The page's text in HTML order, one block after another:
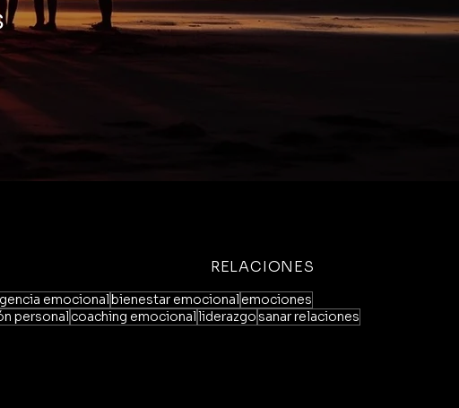
RELACIONES
emocionalbienestar emocional emociones
personal coaching emocionalliderazgo sanar relaciones